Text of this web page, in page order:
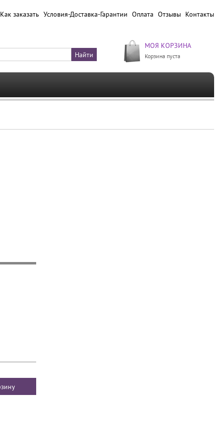
Как заказать Условия-Доставка-Гарантии Оплата Отзывы Контакты
МОЯ КОРЗИНА
Корзина пуста